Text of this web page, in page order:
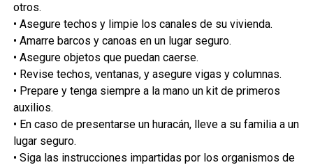
otros.
• Asegure techos y limpie los canales de su vivienda.
• Amarre barcos y canoas en un lugar seguro.
• Asegure objetos que puedan caerse.
• Revise techos, ventanas, y asegure vigas y columnas.
• Prepare y tenga siempre a la mano un kit de primeros
auxilios.
• En caso de presentarse un huracán, lleve a su familia a un
lugar seguro.
• Siga las instrucciones impartidas por los organismos de